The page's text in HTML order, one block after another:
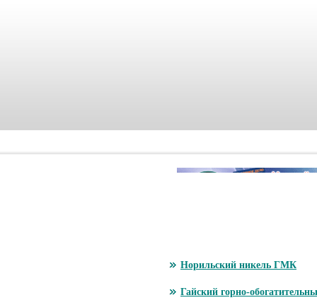
Норильский никель ГМК
Гайский горно-